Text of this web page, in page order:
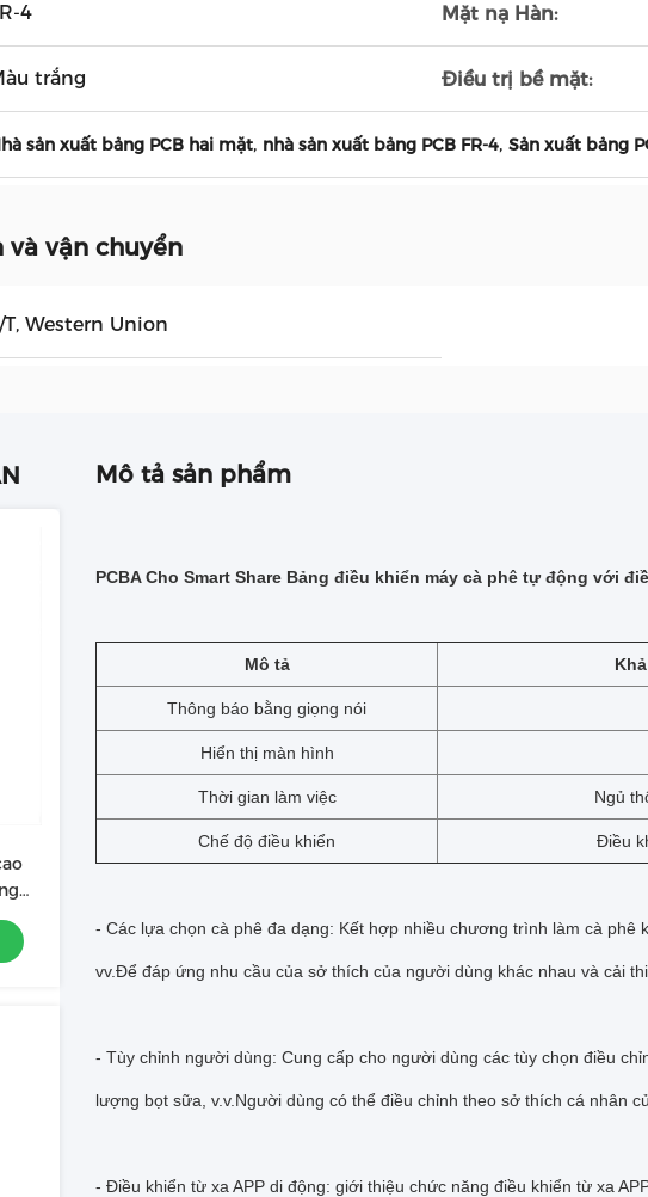
4 Mặt nạ Hàn:
trắng Điều trị bề mặt:
sản xuất bảng PCB hai mặt, nhà sản xuất bảng PCB FR-4, Sản xuất bảng
vận chuyển
T, Western Union
Mô tả sản phẩm
PCBA Cho Smart Share Bảng điều khiển máy cà phê tự động với
Mô tả
Thông báo bằng giọng nói
Hiển thị màn hình
Thời gian làm việc Ngủ
Chế độ điều khiển Điều
- Các lựa chọn cà phê đa dạng: Kết hợp nhiều chương trình làm cà phê
vv.Để đáp ứng nhu cầu của sở thích của người dùng khác nhau và cải
- Tùy chỉnh người dùng: Cung cấp cho người dùng các tùy chọn điều
lượng bọt sữa, v.v.Người dùng có thể điều chỉnh theo sở thích cá nhân
- Điều khiển từ xa APP di động: giới thiệu chức năng điều khiển từ xa